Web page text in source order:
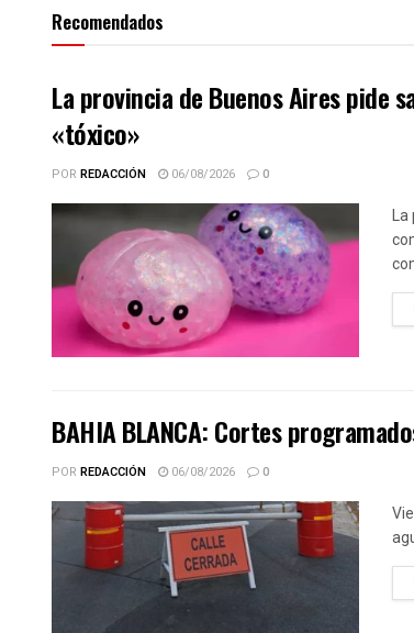
Recomendados
La provincia de Buenos Aires pide
«tóxico»
POR REDACCIÓN 06/08/2026 0
BAHIA BLANCA: Cortes
POR REDACCIÓN 06/08/2026 0